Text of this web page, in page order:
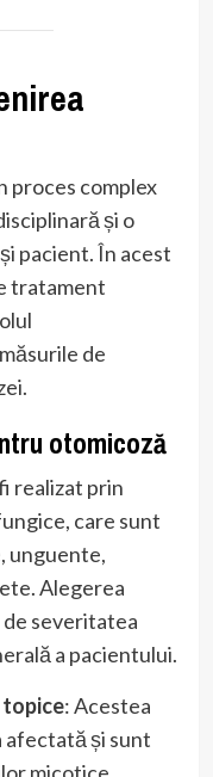
proces complex
și o
pacient. În acest
tratament
de
otomicoză
realizat prin
care sunt
unguente,
Alegerea
severitatea
a pacientului.
: Acestea
afectată și sunt